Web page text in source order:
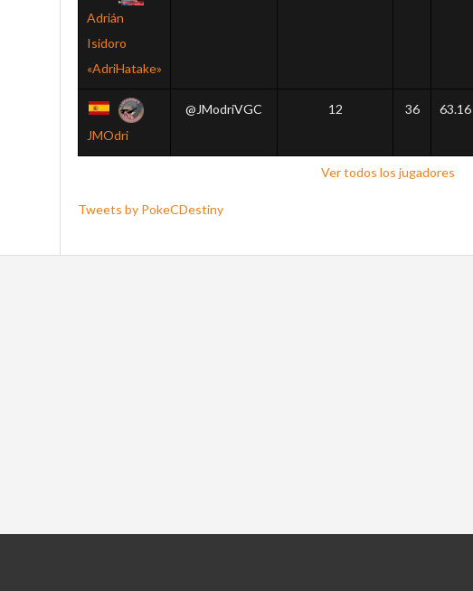
Adrián
Isidoro
«AdriHatake»
JMOdri
@JModriVGC 12 36 63.16
Ver todos los jugadores
Tweets by PokeCDestiny